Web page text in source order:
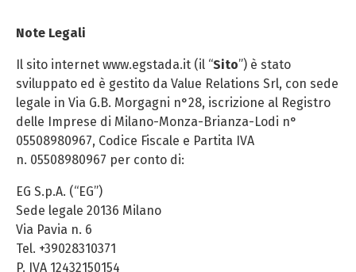
Note Legali
Il sito internet www.egstada.it (il “Sito”) è stato
sviluppato ed è gestito da Value Relations Srl, con sede
legale in Via G.B. Morgagni n°28, iscrizione al Registro
delle Imprese di Milano-Monza-Brianza-Lodi n°
05508980967, Codice Fiscale e Partita IVA
n. 05508980967 per conto di:
EG S.p.A. (“EG”)
Sede legale 20136 Milano
Via Pavia n. 6
Tel. +39028310371
P. IVA 12432150154